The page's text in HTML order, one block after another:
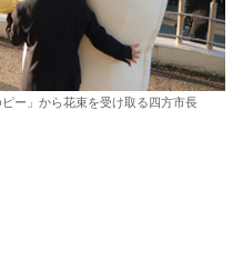
ー」から花束を受け取る四方市長